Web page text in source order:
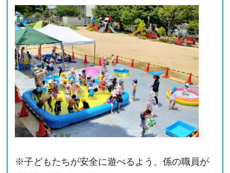
※子どもたちが安全に遊べるよう、係の職員が